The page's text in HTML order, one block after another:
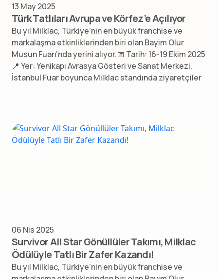
13 May 2025
Türk Tatlıları Avrupa ve Körfez’e Açılıyor
Bu yıl Milklac, Türkiye’nin en büyük franchise ve
markalaşma etkinliklerinden biri olan Bayim Olur
Musun Fuarı’nda yerini alıyor.📅 Tarih: 16-19 Ekim 2025
📍 Yer: Yenikapı Avrasya Gösteri ve Sanat Merkezi,
İstanbul Fuar boyunca Milklac standında ziyaretçiler
06 Nis 2025
Survivor All Star Gönüllüler Takımı, Milklac
Ödülüyle Tatlı Bir Zafer Kazandı!
Bu yıl Milklac, Türkiye’nin en büyük franchise ve